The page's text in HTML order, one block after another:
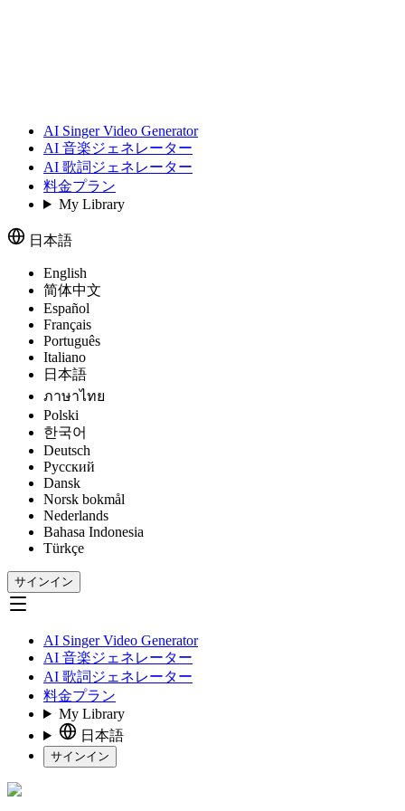
AI Singer Video Generator
AI 音楽ジェネレーター
AI 歌詞ジェネレーター
料金プラン
My Library
日本語
English
简体中文
Español
Français
Português
Italiano
日本語
ภาษาไทย
Polski
한국어
Deutsch
Русский
Dansk
Norsk bokmål
Nederlands
Bahasa Indonesia
Türkçe
サインイン
AI Singer Video Generator
AI 音楽ジェネレーター
AI 歌詞ジェネレーター
料金プラン
My Library
日本語
サインイン